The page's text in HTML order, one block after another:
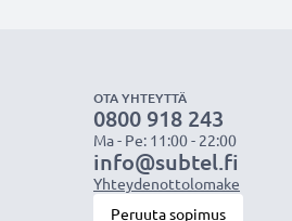
OTA YHTEYTTÄ
0800 918 243
Ma - Pe: 11:00 - 22:00
info@subtel.fi
Yhteydenottolomake
Peruuta sopimus